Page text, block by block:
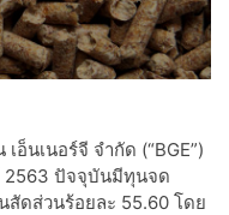
อ็นเนอร์จี จำกัด (“BGE”)
2563 ปัจจุบันมีทุนจด
สัดส่วนร้อยละ 55.60 โดย